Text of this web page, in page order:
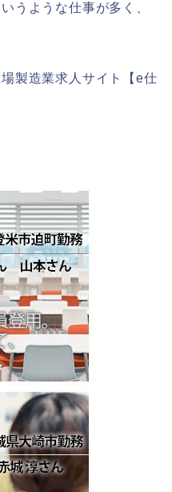
うような仕事が多く、
製造業求人サイト【e仕